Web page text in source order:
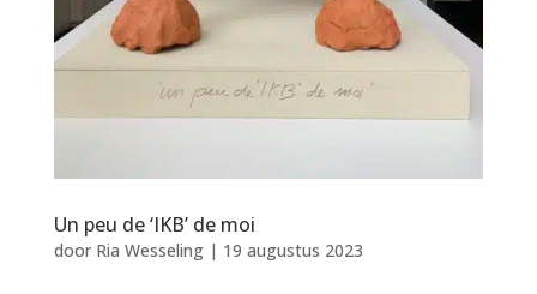
Un peu de ‘IKB’ de moi
door Ria Wesseling| 19 augustus 2023